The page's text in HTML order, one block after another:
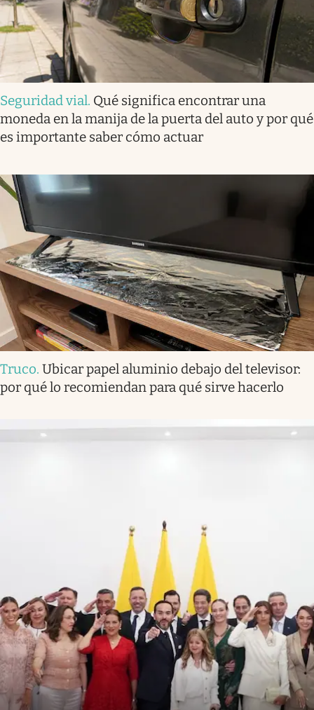
Seguridad vial. Qué significa encontrar una
moneda en la manija de la puerta del auto y por qué
es importante saber cómo actuar
Truco. Ubicar papel aluminio debajo del televisor:
por qué lo recomiendan para qué sirve hacerlo